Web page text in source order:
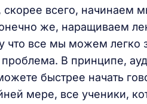
всего, начинаем
же, наращиваем
что все мы можем легко
В принципе,
быстрее начать
мере, все ученики,